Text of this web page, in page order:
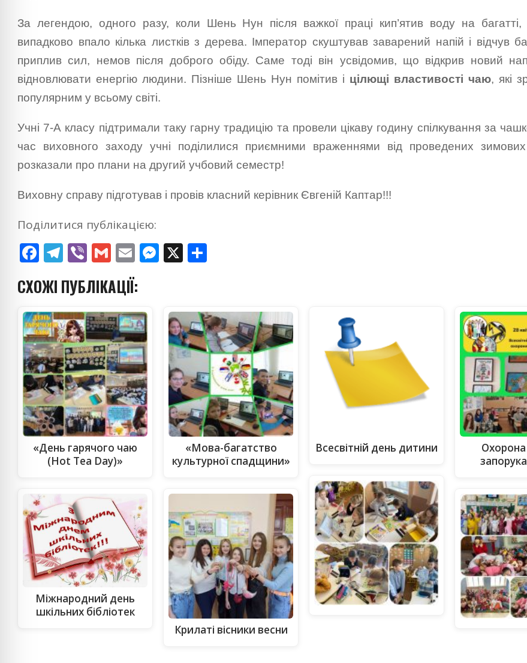
За легендою, одного разу, коли Шень Нун після важкої праці кип’ятив воду на
випадково впало кілька листків з дерева. Імператор скуштував заварений напій і відчув
приплив сил, немов після доброго обіду. Саме тоді він усвідомив, що відкрив новий
відновлювати енергію людини. Пізніше Шень Нун помітив і цілющі властивості чаю, які
популярним у всьому світі.
Учні 7-А класу підтримали таку гарну традицію та провели цікаву годину спілкування за
час виховного заходу учні поділилися приємними враженнями від проведених зимових
розказали про плани на другий учбовий семестр!
Виховну справу підготував і провів класний керівник Євгеній Каптар!!!
Поділитися публікацією:
Facebook
Telegram
ViberGmailEmailMessenger
X
СХОЖІ ПУБЛІКАЦІЇ:
«День гарячого чаю
(Hot Tea Day)»
Міжнародний день
шкільних бібліотек
«Мова-багатство
культурної спадщини»
Крилаті вісники весни
Всесвітній день дитини
Охорона